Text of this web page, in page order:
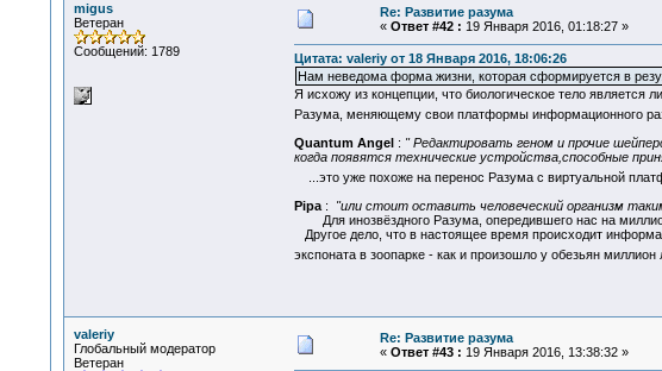
migus
Ветеран
Сообщений: 1789
Re: Развитие разума
« Ответ #42 : 19 Января 2016, 01:18:27 »
Цитата: valeriy от 18 Января 2016, 18:06:26
Нам неведома форма жизни, которая сформируется в
Я исхожу из концепции, что биологическое тело
Разума, меняющему свои платформы информационного
Quantum Angel : " Редактировать геном и прочие
когда появятся технические устройства,способные
...это уже похоже на перенос Разума с виртуальной
Pipa:
"или стоит оставить человеческий организм
Для инозвёздного Разума, опередившего нас на
Другое дело, что в настоящее время происходит
экспоната в зоопарке - как и произошло у обезьян
valeriy
Глобальный модератор
Ветеран
Re: Развитие разума
« Ответ #43 : 19 Января 2016, 13:38:32 »